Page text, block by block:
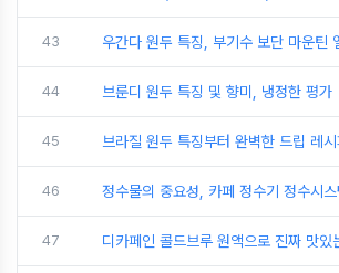
43 우간다 원두 특징, 부기수 보단 마운틴
44 브룬디 원두 특징 및 향미, 냉정한 평가
45 브라질 원두 특징부터 완벽한 드립 레시
46 정수물의 중요성, 카페 정수기 정수시
47 디카페인 콜드브루 원액으로 진짜 맛있